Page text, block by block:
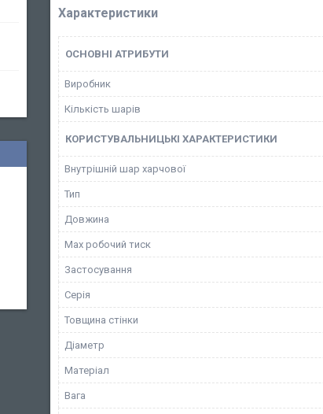
Характеристики
ОСНОВНІ АТРИБУТИ
Виробник
Кількість шарів
КОРИСТУВАЛЬНИЦЬКІ ХАРАКТЕРИСТИКИ
Внутрішній шар харчової
Тип
Довжина
Max робочий тиск
Застосування
Серія
Товщина стінки
Діаметр
Матеріал
Вага